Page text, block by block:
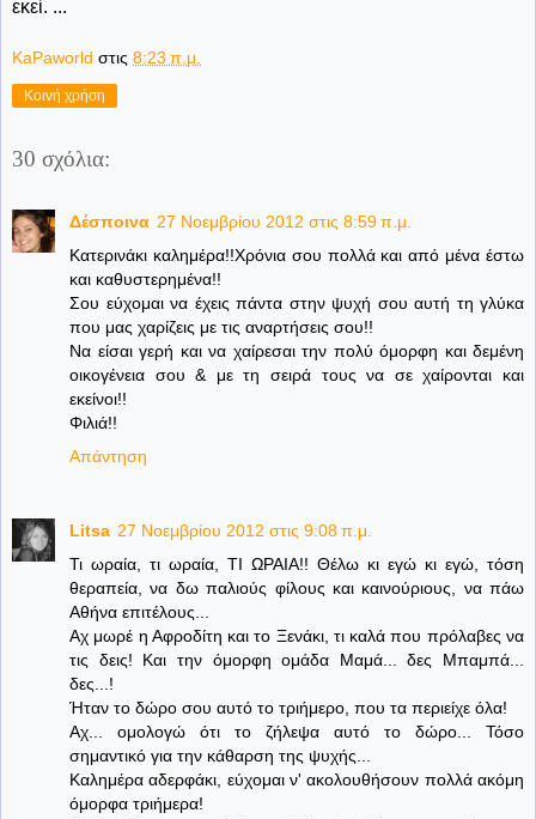
εκεί. ...
KaPaworld στις 8:23 π.μ.
Κοινή χρήση
30 σχόλια:
Δέσποινα 27 Νοεμβρίου 2012 στις 8:59 π.μ.
Κατερινάκι καλημέρα!!Χρόνια σου πολλά και από μένα έστω
και καθυστερημένα!!
Σου εύχομαι να έχεις πάντα στην ψυχή σου αυτή τη γλύκα
που μας χαρίζεις με τις αναρτήσεις σου!!
Να είσαι γερή και να χαίρεσαι την πολύ όμορφη και δεμένη
οικογένεια σου & με τη σειρά τους να σε χαίρονται και
εκείνοι!!
Φιλιά!!
Απάντηση
Litsa 27 Νοεμβρίου 2012 στις 9:08 π.μ.
Τι ωραία, τι ωραία, ΤΙ ΩΡΑΙΑ!! Θέλω κι εγώ κι εγώ, τόση
θεραπεία, να δω παλιούς φίλους και καινούριους, να πάω
Αθήνα επιτέλους...
Αχ μωρέ η Αφροδίτη και το Ξενάκι, τι καλά που πρόλαβες να
τις δεις! Και την όμορφη ομάδα Μαμά... δες Μπαμπά...
δες...!
Ήταν το δώρο σου αυτό το τριήμερο, που τα περιείχε όλα!
Αχ... ομολογώ ότι το ζήλεψα αυτό το δώρο... Τόσο
σημαντικό για την κάθαρση της ψυχής...
Καλημέρα αδερφάκι, εύχομαι ν' ακολουθήσουν πολλά ακόμη
όμορφα τριήμερα!